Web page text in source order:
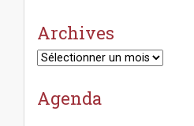
Archives
Archives
Agenda